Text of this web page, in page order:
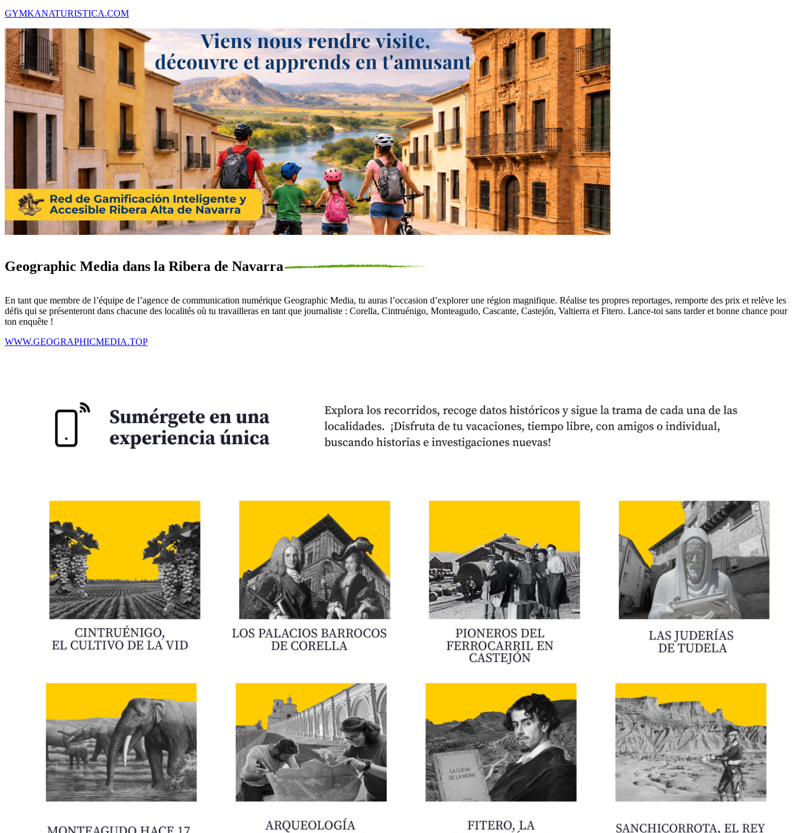
GYMKANATURISTICA.COM
Geographic Media dans la Ribera de Navarra
En tant que membre de l’équipe de l’agence de communication numérique Geographic Media, tu auras l’occasion d’explorer une région magnifique. Réalise tes propres reportages, remporte des prix et relève les
défis qui se présenteront dans chacune des localités où tu travailleras en tant que journaliste : Corella, Cintruénigo, Monteagudo, Cascante, Castejón, Valtierra et Fitero. Lance-toi sans tarder et bonne chance pour
ton enquête !
WWW.GEOGRAPHICMEDIA.TOP